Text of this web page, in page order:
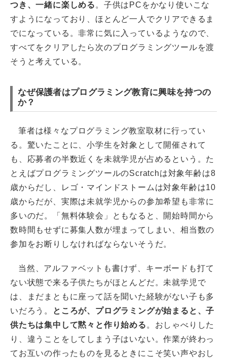
つき、一緒に楽しめる。子供はPCをかなり使いこな
すようになっており、ほとんど一人でクリアできるま
でになっている。非常に気に入っているようなので、
すべてをクリアしたら次のプログラミングツールを渡
そうと考えている。
なぜ保護者はプログラミング教育に興味を持つの
か？
筆者は様々なプログラミング教室取材に行ってい
る。驚いたことに、小学生を対象として開催されて
も、応募者の半数近くを未就学児が占めるという。た
とえばプログラミングツールのScratchは対象年齢は8
歳からだし、レゴ・マインドストームは対象年齢は10
歳からだが、実際は未就学児からの参加希望も非常に
多いのだ。「無料体験会」ともなると、開始時間から
数時間もせずに募集人数が埋まってしまい、相当数の
参加をお断りしなければならないそうだ。
当然、アルファベットも書けず、キーボードも打て
ない状態で来る子供たちがほとんどだ。未就学児で
は、まだまともに座って話を聞いた経験がない子も多
いだろう。
ところが、プログラミングが始まると、子
供たちは集中して黙々と作り始める 。おしゃべりした
り、違うことをしてしまう子はいない。作業が終わっ
てお互いの作ったものを見るときにこそ笑い声やおし